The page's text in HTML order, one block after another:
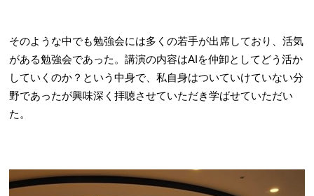
そのような中でも勉強会には多くの若手が出席しており、活気
がある勉強会であった。講演の内容はAIを仲卸としてどう活か
していくのか？という中身で、私自身はついていけていない分
野であったが興味深く拝聴させていただき学ばせていただい
た。